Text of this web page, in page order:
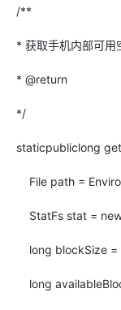
/**
* 获取手机内部可用
* @return
*/
staticpubliclong
File path =
StatFs stat =
long blockSize
long